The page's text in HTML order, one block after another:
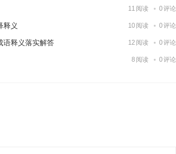
11 阅读 0评论
释义 10 阅读 0评论
语释义落实解答 12 阅读 0评论
8 阅读 0评论